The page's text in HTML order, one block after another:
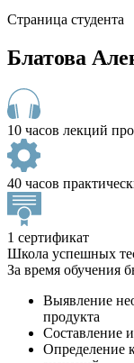
Страница студента
Блатова
10 часов лекций
40 часов
1 сертификат
Школа успешных
За время обучения
Выявление
продукта
Составление
Определение